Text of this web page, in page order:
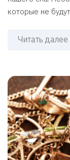
которые не
Читать далее